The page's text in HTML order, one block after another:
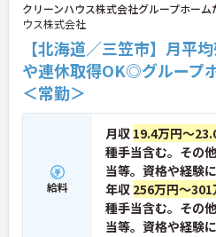
クリーンハウス株式会社グループホー
ウス株式会社
【北海道／三笠市】月平
や連休取得OK◎グループ
＜常勤＞
給料
月収 19.4万円～
種手当含む。その
当等。資格や経験
年収 256万円～301
種手当含む。その
当等。資格や経験